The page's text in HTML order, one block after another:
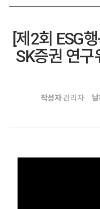
[제2회 ESG
SK증권 연구
작성자관리자